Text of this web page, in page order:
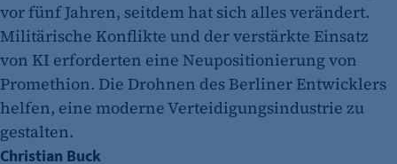
vor fünf Jahren, seitdem hat sich alles verändert.
Militärische Konflikte und der verstärkte Einsatz
von KI erforderten eine Neupositionierung von
Promethion. Die Drohnen des Berliner Entwicklers
helfen, eine moderne Verteidigungsindustrie zu
gestalten.
Christian Buck